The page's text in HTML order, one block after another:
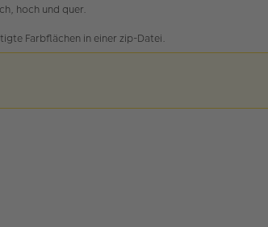
hoch und quer.
Farbflächen in einer zip-Datei.